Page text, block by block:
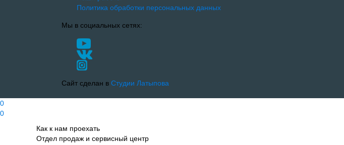
Политика обработки персональных данных
Мы в социальных сетях:
Сайт сделан в Студии Латыпова
0
0
Как к нам проехать
Отдел продаж и сервисный центр